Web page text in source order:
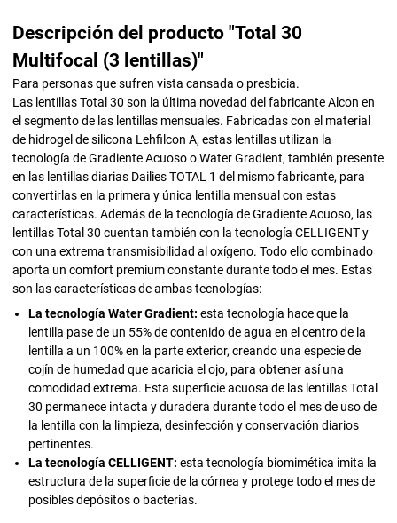
Descripción del producto "Total 30
Multifocal (3 lentillas)"
Para personas que sufren vista cansada o presbicia.
Las lentillas Total 30 son la última novedad del fabricante Alcon en
el segmento de las lentillas mensuales. Fabricadas con el material
de hidrogel de silicona Lehfilcon A, estas lentillas utilizan la
tecnología de Gradiente Acuoso o Water Gradient, también presente
en las lentillas diarias Dailies TOTAL 1 del mismo fabricante, para
convertirlas en la primera y única lentilla mensual con estas
características. Además de la tecnología de Gradiente Acuoso, las
lentillas Total 30 cuentan también con la tecnología CELLIGENT y
con una extrema transmisibilidad al oxígeno. Todo ello combinado
aporta un comfort premium constante durante todo el mes. Estas
son las características de ambas tecnologías:
La tecnología Water Gradient: esta tecnología hace que la
lentilla pase de un 55% de contenido de agua en el centro de la
lentilla a un 100% en la parte exterior, creando una especie de
cojín de humedad que acaricia el ojo, para obtener así una
comodidad extrema. Esta superficie acuosa de las lentillas Total
30 permanece intacta y duradera durante todo el mes de uso de
la lentilla con la limpieza, desinfección y conservación diarios
pertinentes.
La tecnología CELLIGENT: esta tecnología biomimética imita la
estructura de la superficie de la córnea y protege todo el mes de
posibles depósitos o bacterias.